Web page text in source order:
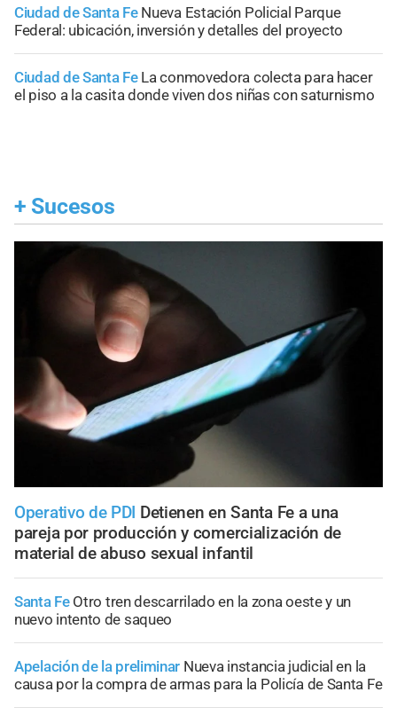
Ciudad de Santa Fe Nueva Estación Policial Parque
Federal: ubicación, inversión y detalles del proyecto
Ciudad de Santa Fe La conmovedora colecta para hacer
el piso a la casita donde viven dos niñas con saturnismo
+ Sucesos
Operativo de PDI Detienen en Santa Fe a una
pareja por producción y comercialización de
material de abuso sexual infantil
Santa Fe Otro tren descarrilado en la zona oeste y un
nuevo intento de saqueo
Apelación de la preliminar Nueva instancia judicial en la
causa por la compra de armas para la Policía de Santa Fe